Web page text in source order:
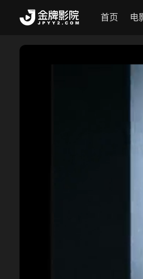
首页 电